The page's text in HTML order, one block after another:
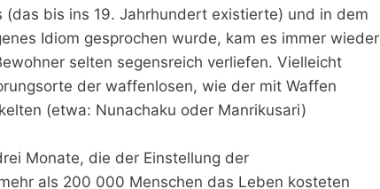
bis ins 19. Jahrhundert existierte) und in dem
Idiom gesprochen wurde, kam es immer wieder
selten segensreich verliefen. Vielleicht
der waffenlosen, wie der mit Waffen
(etwa: Nunachaku oder Manrikusari)
Monate, die der Einstellung der
als 200 000 Menschen das Leben kosteten